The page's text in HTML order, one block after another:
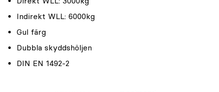
Indirekt WLL: 6000kg
Gul färg
Dubbla skyddshöljen
DIN EN 1492-2